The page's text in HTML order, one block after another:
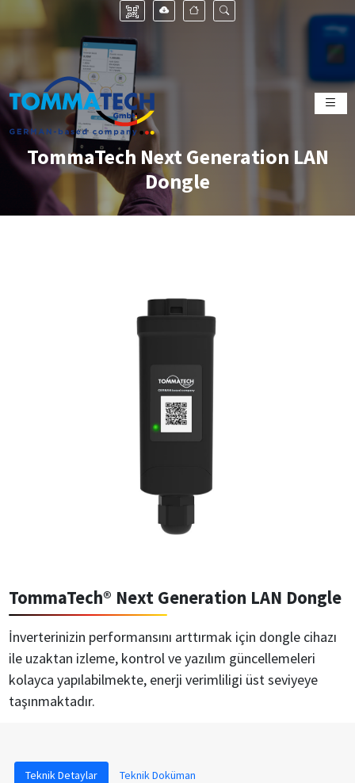
TommaTech Next Generation LAN
Dongle
TommaTech® Next Generation LAN Dongle
İnverterinizin performansını arttırmak için dongle cihazı
ile uzaktan izleme, kontrol ve yazılım güncellemeleri
kolayca yapılabilmekte, enerji verimliligi üst seviyeye
taşınmaktadır.
Teknik Detaylar Teknik Doküman